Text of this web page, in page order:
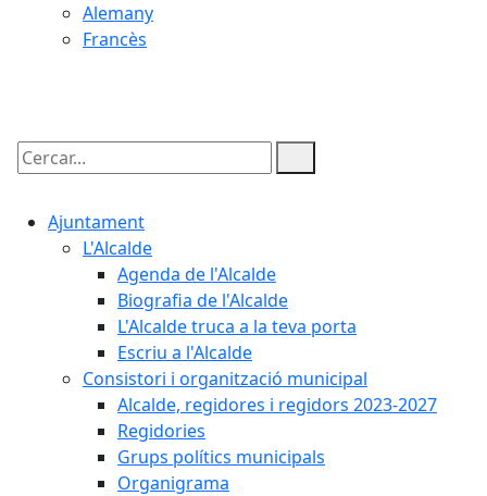
Alemany
Francès
Cercar:
Ajuntament
L'Alcalde
Agenda de l'Alcalde
Biografia de l'Alcalde
L'Alcalde truca a la teva porta
Escriu a l'Alcalde
Consistori i organització municipal
Alcalde, regidores i regidors 2023-2027
Regidories
Grups polítics municipals
Organigrama